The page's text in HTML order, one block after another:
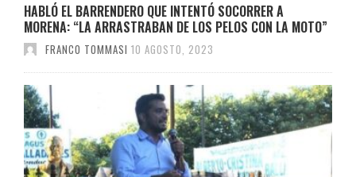
HABLÓ EL BARRENDERO QUE INTENTÓ SOCORRER A
MORENA: “LA ARRASTRABAN DE LOS PELOS CON LA MOTO”
FRANCO TOMMASI 10 AGOSTO, 2023